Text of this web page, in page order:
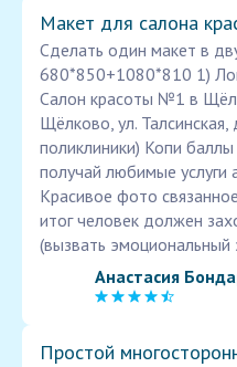
Макет для салона
Сделать один макет в
680*850+1080*810 1)
Салон красоты №1 в
Щёлково, ул.
поликлиники) Копи
получай любимые услуги
Красивое фото
итог человек должен
(вызвать эмоциональный
Анастасия
Простой